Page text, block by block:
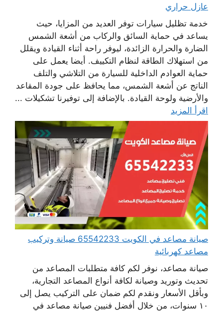
عازل حراري
خدمة تظليل سيارات توفر العديد من المزايا، حيث
يساعد في حماية السائق والركاب من أشعة الشمس
الضارة والحرارة الزائدة، ليوفر راحة أثناء القيادة ويقلل
من استهلاك الطاقة لنظام التكييف. أيضا يعمل على
حماية العوادم الداخلية للسيارة من التلاشي والتلف
الناتج عن أشعة الشمس، مما يحافظ على جودة المقاعد
والأرضية ولوحة القيادة. بالإضافة إلى توفيرنا تشكيلات ...
اقرأ المزيد
صيانة مصاعد في الكويت 65542233 صيانة وتركيب
مصاعد كهربائية
صيانة مصاعد، نوفر لكم كافة متطلبات المصاعد من
تحديث وتوريد وصيانة لكافة أنواع المصاعد التجارية،
وبأقل الأسعار ونقدم لكم ضمان على التركيب يصل إلى
١٠ سنوات، من خلال أفضل فنيين صيانة مصاعد في